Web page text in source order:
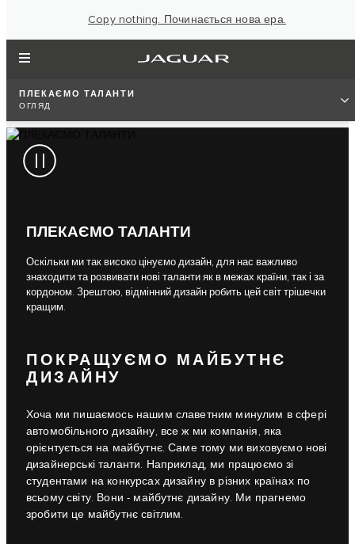
Copy nothing. Починається нова ера.
ПЛЕКАЄМО ТАЛАНТИ
ОГЛЯД
ПЛЕКАЄМО ТАЛАНТИ
Оскільки ми так високо цінуємо дизайн, для нас важливо
знаходити та розвивати нові таланти як в межах країни, так і за
кордоном. Зрештою, відмінний дизайн робить цей світ трішечки
кращим.
ПОКРАЩУЄМО МАЙБУТНЄ
ДИЗАЙНУ
Хоча ми пишаємось нашим славетним минулим в сфері
автомобільного дизайну, все ж ми компанія, яка
орієнтується на майбутнє. Саме тому ми виховуємо нові
дизайнерські таланти. Наприклад, ми працюємо зі
студентами на конкурсах дизайну в різних країнах по
всьому світу. Вони - майбутнє дизайну. Ми прагнемо
зробити це майбутнє світлим.